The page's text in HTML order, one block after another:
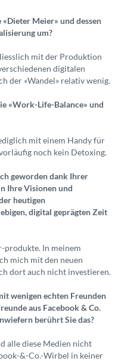
Meier» und dessen
um?
mit der Produktion
digitalen
der «Wandel» relativ wenig.
«Work-Life-Balance» und
mit einem Handy für
noch kein Detoxing.
geworden dank Ihrer
Ihre Visionen und
heutigen
digital geprägten Zeit
produkte. In meinem
mich mit den neuen
dort auch nicht investieren.
wenigen echten Freunden
aus Facebook & Co.
berührt Sie das?
alle diese Medien nicht
&-Co.-Wirbel in keiner